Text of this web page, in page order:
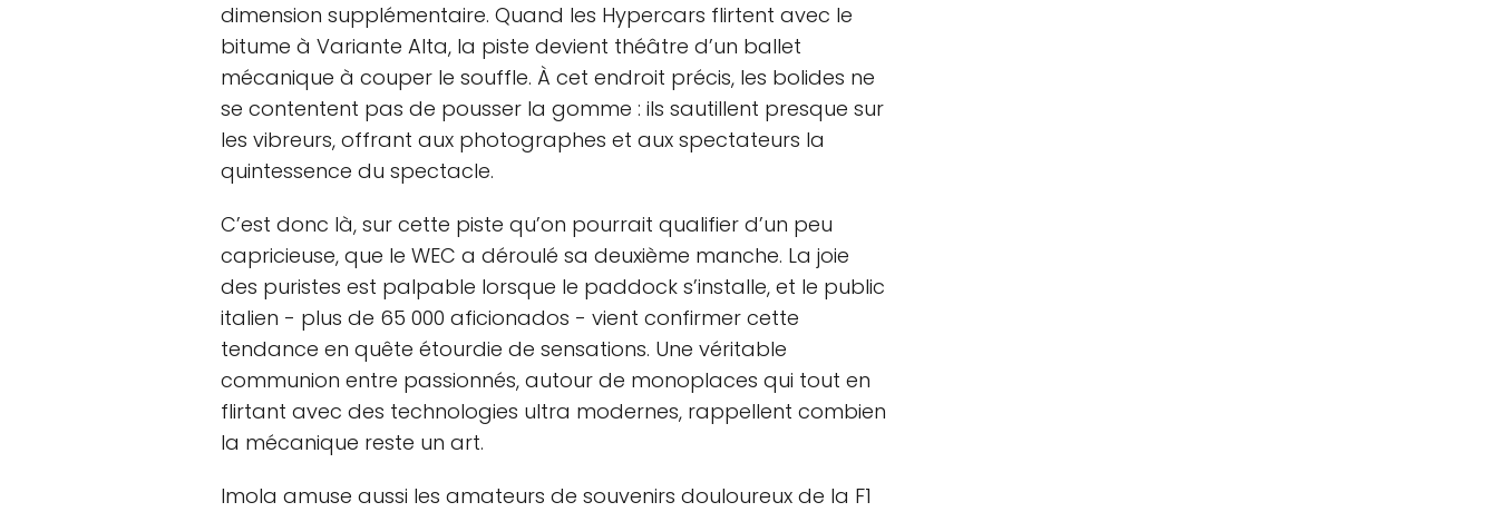
dimension supplémentaire. Quand les Hypercars flirtent avec le
bitume à Variante Alta, la piste devient théâtre d’un ballet
mécanique à couper le souffle. À cet endroit précis, les bolides ne
se contentent pas de pousser la gomme : ils sautillent presque sur
les vibreurs, offrant aux photographes et aux spectateurs la
quintessence du spectacle.
C’est donc là, sur cette piste qu’on pourrait qualifier d’un peu
capricieuse, que le WEC a déroulé sa deuxième manche. La joie
des puristes est palpable lorsque le paddock s’installe, et le public
italien - plus de 65 000 aficionados - vient confirmer cette
tendance en quête étourdie de sensations. Une véritable
communion entre passionnés, autour de monoplaces qui tout en
flirtant avec des technologies ultra modernes, rappellent combien
la mécanique reste un art.
Imola amuse aussi les amateurs de souvenirs douloureux de la F1